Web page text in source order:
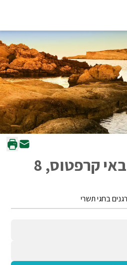
הליכות בטבע באי קרפטוס, 8
בחגי תשרי